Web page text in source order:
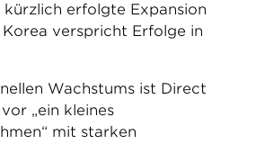
kürzlich erfolgte Expansion
verspricht Erfolge in
Wachstums ist Direct
„ein kleines
mit starken